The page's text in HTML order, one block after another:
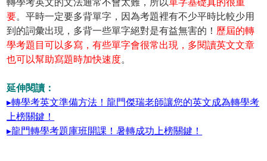
轉學考英文的文法通常不會太難，所以單字基礎真的很重
要。平時一定要多背單字，因為考題裡有不少平時比較少用
到的詞彙出現，多背一些單字絕對是有益無害的！ 歷屆的轉
學考題目可以多寫，有些單字會很常出現，多閱讀英文文章
也可以幫助寫題時加快速度。
延伸閱讀：
▸轉學考英文準備方法！龍門傑瑞老師讓您的英文成為轉學考
上榜關鍵！
▸龍門轉學考題庫班開課！暑轉成功上榜關鍵！